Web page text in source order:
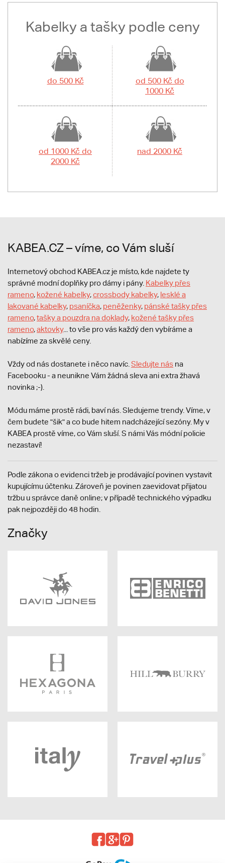
Kabelky a tašky podle ceny
do 500 Kč
od 500 Kč do
1000 Kč
od 1000 Kč do
2000 Kč
nad 2000 Kč
KABEA.CZ – víme, co Vám sluší
Internetový obchod KABEA.cz je místo, kde najdete ty
správné modní doplňky pro dámy i pány. Kabelky přes
rameno, kožené kabelky,crossbody kabelky, lesklé a
lakované kabelky, psaníčka, peněženky, pánské tašky přes
rameno,tašky a pouzdra na doklady, kožené tašky přes
rameno,aktovky... to vše pro vás každý den vybíráme a
nabízíme za skvělé ceny.
Vždy od nás dostanete i něco navíc. Sledujte nás na
Facebooku - a neunikne Vám žádná sleva ani extra žhavá
novinka ;-).
Módu máme prostě rádi, baví nás. Sledujeme trendy. Víme, v
čem budete "šik" a co bude hitem nadcházející sezóny. My v
KABEA prostě víme, co Vám sluší. S námi Vás módní policie
nezastaví!
Podle zákona o evidenci tržeb je prodávající povinen vystavit
kupujícímu účtenku. Zároveň je povinen zaevidovat přijatou
tržbu u správce daně online; v případě technického výpadku
pak nejpozději do 48 hodin.
Značky